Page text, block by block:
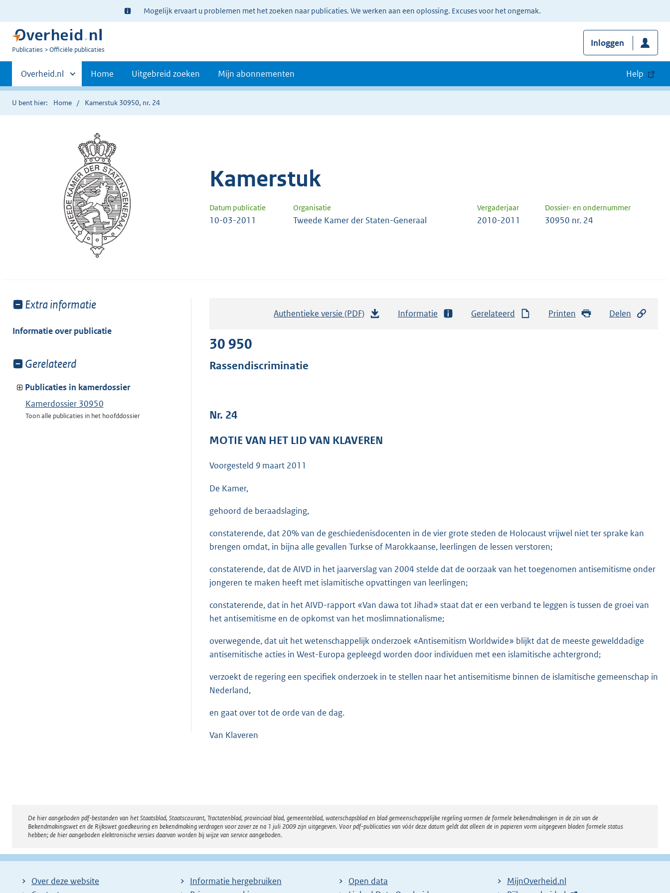
Ter
informatie:
Mogelijk ervaart u problemen met het zoeken naar publicaties. We werken aan een oplossing. Excuses voor het ongemak.
U
Publicaties Officiële publicaties
Inloggen
Primaire
navigatie
Andere
sites
binnen
Overheid.nl Home Uitgebreid zoeken Mijn abonnementen Help
U bent hier: Home Kamerstuk 30950, nr. 24
Kamerstuk
Datum publicatie Organisatie Vergaderjaar Dossier- en ondernummer
10-03-2011 Tweede Kamer der Staten-Generaal 2010-2011 30950 nr. 24
Toon
van:
Extra informatie
Informatie over publicatie
Toon
van:
Gerelateerd
Publicaties in kamerdossier
Kamerdossier 30950
Toon alle publicaties in het hoofddossier
Authentieke versie (PDF)
r
b
Informatie Gerelateerd Printen Delen
30 950
Rassendiscriminatie
Nr. 24
MOTIE VAN HET LID VAN KLAVEREN
Voorgesteld 9 maart 2011
De Kamer,
gehoord de beraadslaging,
constaterende, dat 20% van de geschiedenisdocenten in de vier grote steden de Holocaust vrijwel niet ter sprake kan
brengen omdat, in bijna alle gevallen Turkse of Marokkaanse, leerlingen de lessen verstoren;
constaterende, dat de AIVD in het jaarverslag van 2004 stelde dat de oorzaak van het toegenomen antisemitisme onder
jongeren te maken heeft met islamitische opvattingen van leerlingen;
constaterende, dat in het AIVD-rapport «Van dawa tot Jihad» staat dat er een verband te leggen is tussen de groei van
het antisemitisme en de opkomst van het moslimnationalisme;
overwegende, dat uit het wetenschappelijk onderzoek «Antisemitism Worldwide» blijkt dat de meeste gewelddadige
antisemitische acties in West-Europa gepleegd worden door individuen met een islamitische achtergrond;
verzoekt de regering een specifiek onderzoek in te stellen naar het antisemitisme binnen de islamitische gemeenschap in
Nederland,
en gaat over tot de orde van de dag.
Van Klaveren
Disclaimer
De hier aangeboden pdf-bestanden van het Staatsblad, Staatscourant, Tractatenblad, provinciaal blad, gemeenteblad, waterschapsblad en blad gemeenschappelijke regeling vormen de formele bekendmakingen in de zin van de
Bekendmakingswet en de Rijkswet goedkeuring en bekendmaking verdragen voor zover ze na 1 juli 2009 zijn uitgegeven. Voor pdf-publicaties van vóór deze datum geldt dat alleen de in papieren vorm uitgegeven bladen formele status
hebben; de hier aangeboden elektronische versies daarvan worden bij wijze van service aangeboden.
Over deze website
Informatie hergebruiken
Open data
MijnOverheid.nl